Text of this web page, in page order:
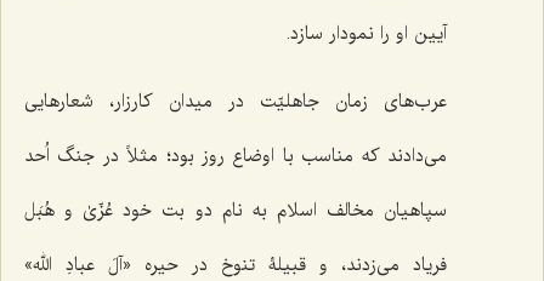
آیین او را نمودار سازد.
عرب‌های زمان جاهلیّت در میدان کارزار، شعارهایی
می‌دادند که مناسب با اوضاع روز بود؛ مثلاً در جنگ اُحد
سپاهیان مخالف اسلام به نام دو بت خود عُزّیٰ و هُبَل
فریاد می‌زدند، و قبیلۀ تنوخ در حیره «آلَ عبادِ الله»